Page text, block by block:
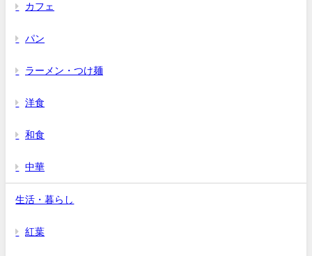
カフェ
パン
ラーメン・つけ麺
洋食
和食
中華
生活・暮らし
紅葉